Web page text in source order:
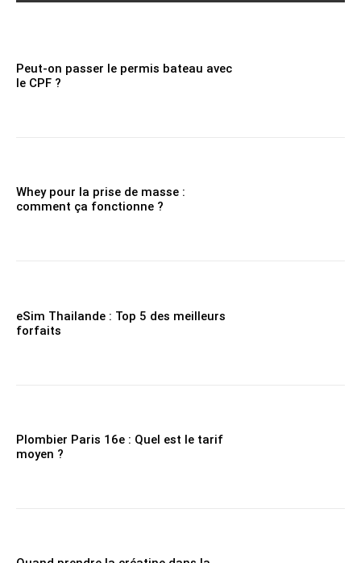
Peut-on passer le permis bateau avec
le CPF ?
Whey pour la prise de masse :
comment ça fonctionne ?
eSim Thailande : Top 5 des meilleurs
forfaits
Plombier Paris 16e : Quel est le tarif
moyen ?